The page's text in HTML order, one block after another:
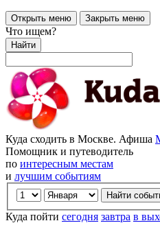
Открыть меню Закрыть меню
Что ищем?
Найти
Куда сходить в Москве. Афиша
Помощник и путеводитель
по интересным местам
и лучшим событиям
Куда пойти сегодня завтра в